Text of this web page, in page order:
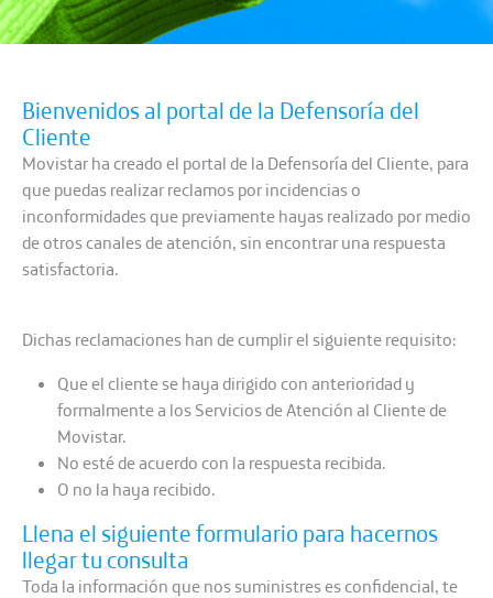
Bienvenidos al portal de la Defensoría del
Cliente
Movistar ha creado el portal de la Defensoría del Cliente, para
que puedas realizar reclamos por incidencias o
inconformidades que previamente hayas realizado por medio
de otros canales de atención, sin encontrar una respuesta
satisfactoria.
Dichas reclamaciones han de cumplir el siguiente requisito:
Que el cliente se haya dirigido con anterioridad y
formalmente a los Servicios de Atención al Cliente de
Movistar.
No esté de acuerdo con la respuesta recibida.
O no la haya recibido.
Llena el siguiente formulario para hacernos
llegar tu consulta
Toda la información que nos suministres es confidencial, te